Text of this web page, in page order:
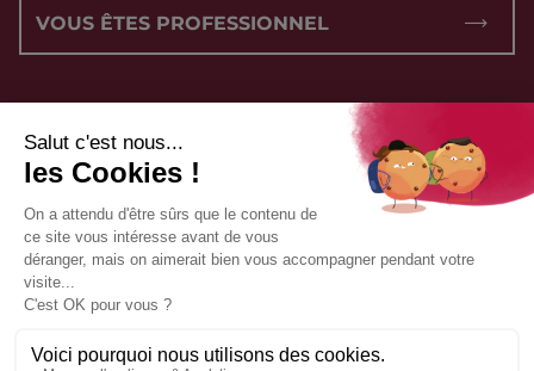
VOUS ÊTES PROFESSIONNEL
NOUS SUIVRE :
CONDITIONS GÉNÉRALES DE VENTE